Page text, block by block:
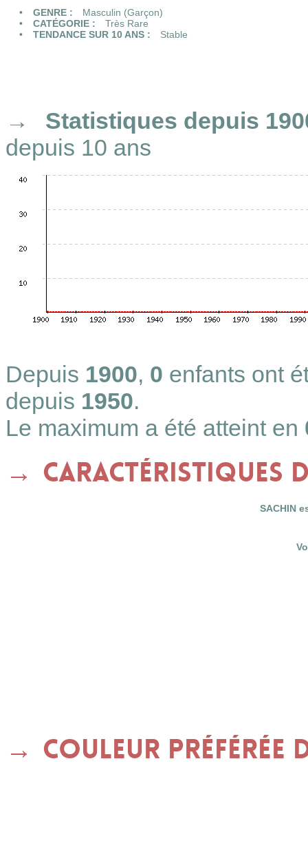
GENRE :
Masculin (Garçon)
CATÉGORIE :
Très Rare
TENDANCE SUR 10 ANS :
Stable
Statistiques depuis
depuis 10 ans
Depuis 1900, 0 enfants ont
depuis 1950.
Le maximum a été atteint en
Caractéristiques
SACHIN
Couleur préférée